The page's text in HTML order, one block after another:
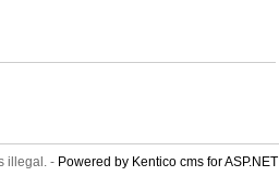
illegal. - Powered by Kentico cms for ASP.NET